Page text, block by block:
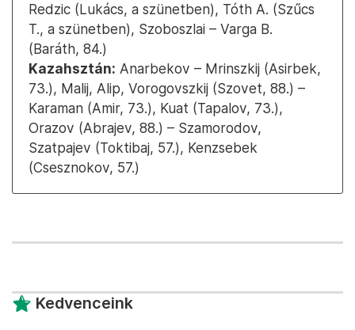
Redzic (Lukács, a szünetben), Tóth A. (Szűcs
T., a szünetben), Szoboszlai – Varga B.
(Baráth, 84.)
Kazahsztán: Anarbekov – Mrinszkij (Asirbek,
73.), Malij, Alip, Vorogovszkij (Szovet, 88.) –
Karaman (Amir, 73.), Kuat (Tapalov, 73.),
Orazov (Abrajev, 88.) – Szamorodov,
Szatpajev (Toktibaj, 57.), Kenzsebek
(Csesznokov, 57.)
Kedvenceink